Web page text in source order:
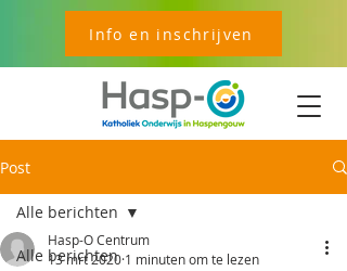
Info en inschrijven
Post
Alle berichten
Alle berichten
Hasp-O Centrum
13 mrt 2020 1 minuten om te lezen